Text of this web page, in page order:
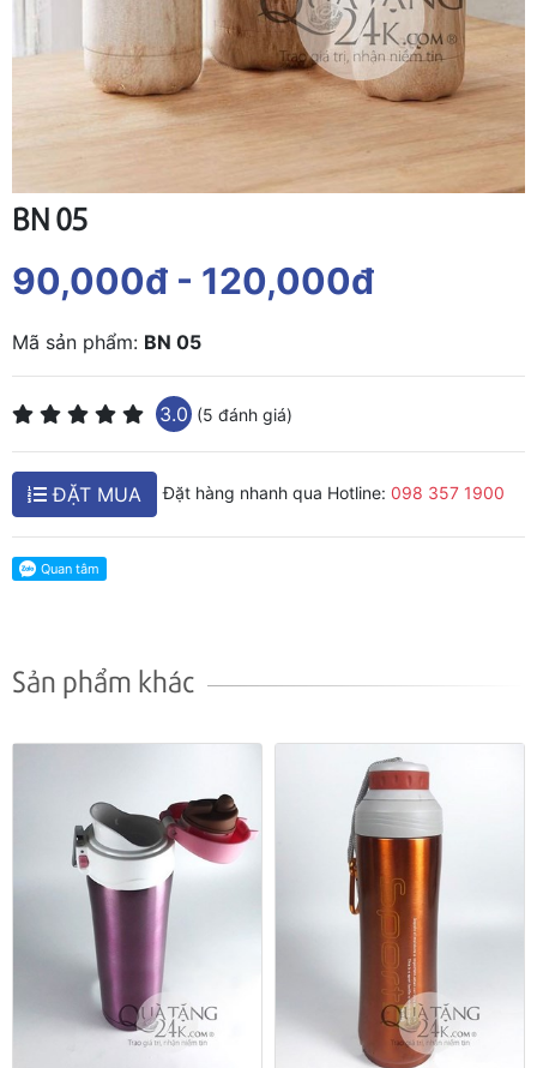
BN 05
90,000đ - 120,000đ
Mã sản phẩm: BN 05
3.0 (5 đánh giá)
ĐẶT MUA Đặt hàng nhanh qua Hotline: 098 357 1900
Sản phẩm khác